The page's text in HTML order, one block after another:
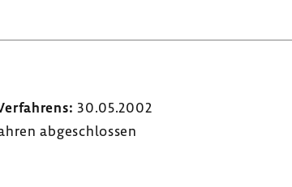
30.05.2002
abge­schlossen